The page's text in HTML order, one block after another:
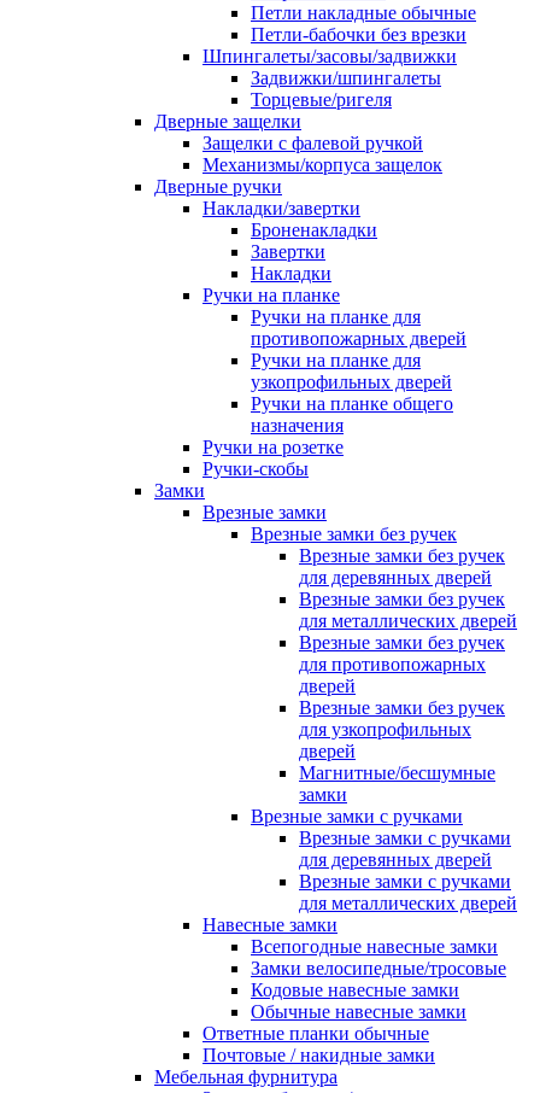
Петли накладные обычные
Петли-бабочки без врезки
Шпингалеты/засовы/задвижки
Задвижки/шпингалеты
Торцевые/ригеля
Дверные защелки
Защелки с фалевой ручкой
Механизмы/корпуса защелок
Дверные ручки
Накладки/завертки
Броненакладки
Завертки
Накладки
Ручки на планке
Ручки на планке для
противопожарных дверей
Ручки на планке для
узкопрофильных дверей
Ручки на планке общего
назначения
Ручки на розетке
Ручки-скобы
Замки
Врезные замки
Врезные замки без ручек
Врезные замки без ручек
для деревянных дверей
Врезные замки без ручек
для металлических дверей
Врезные замки без ручек
для противопожарных
дверей
Врезные замки без ручек
для узкопрофильных
дверей
Магнитные/бесшумные
замки
Врезные замки с ручками
Врезные замки с ручками
для деревянных дверей
Врезные замки с ручками
для металлических дверей
Навесные замки
Всепогодные навесные замки
Замки велосипедные/тросовые
Кодовые навесные замки
Обычные навесные замки
Ответные планки обычные
Почтовые / накидные замки
Мебельная фурнитура